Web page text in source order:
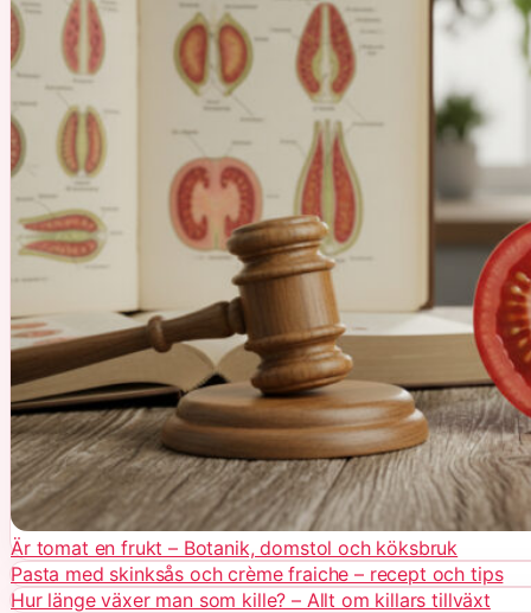
Är tomat en frukt – Botanik, domstol och köksbruk
Pasta med skinksås och crème fraiche – recept och tips
Hur länge växer man som kille? – Allt om killars tillväxt